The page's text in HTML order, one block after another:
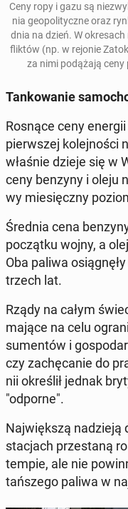
Ceny ropy i gazu są
nia geo­po­li­tycz­ne oraz
dnia na dzień. W
flik­tów (np. w rejonie
za nimi po­dą­ża­ją
Tan­ko­wa­nie
Rosnące ceny
pierw­szej ko­lej­no­ści
właśnie dzieje się w
ceny benzyny i oleju
wy mie­sięcz­ny
Średnia cena
po­cząt­ku wojny, a
Oba paliwa
trzech lat.
Rządy na całym
mające na celu
su­men­tów i
czy za­chę­ca­nie do
nii okre­ślił jednak
"odporne".
Naj­więk­szą na­dzie­ją
sta­cjach prze­sta­ną
tempie, ale nie
tań­sze­go paliwa w